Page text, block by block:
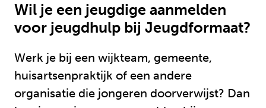
Wil je een jeugdige aanmelden
voor jeugdhulp bij Jeugdformaat?
Werk je bij een wijkteam, gemeente,
huisartsenpraktijk of een andere
organisatie die jongeren doorverwijst? Dan